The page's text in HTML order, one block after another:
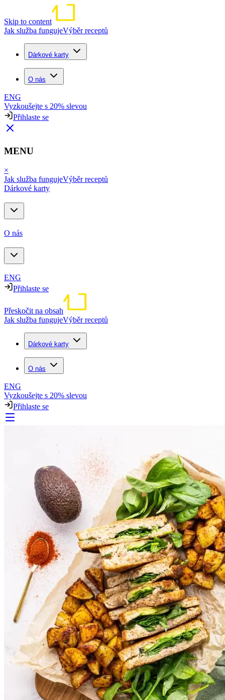
Skip to content
Jak služba fungujeVýběr receptů
Dárkové karty
O nás
ENG
Vyzkoušejte s 20% slevou
Přihlaste se
MENU
×
Jak služba fungujeVýběr receptů
Dárkové karty
O nás
ENG
Přihlaste se
Přeskočit na obsah
Jak služba fungujeVýběr receptů
Dárkové karty
O nás
ENG
Vyzkoušejte s 20% slevou
Přihlaste se